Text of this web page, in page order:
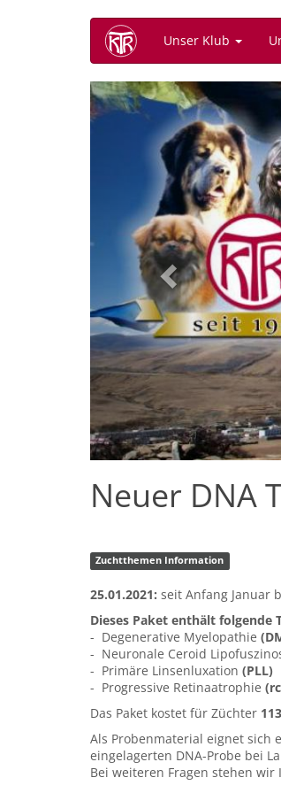
Unser Klub
Previous
Neuer DNA
Zuchtthemen Information
25.01.2021: seit Anfang Januar
Dieses Paket enthält folgende
- Degenerative Myelopathie
- Neuronale Ceroid
- Primäre Linsenluxation (PLL)
- Progressive Retinaatrophie
Das Paket kostet für Züchter
Als Probenmaterial eignet sich
eingelagerten DNA-Probe bei
Bei weiteren Fragen stehen wir